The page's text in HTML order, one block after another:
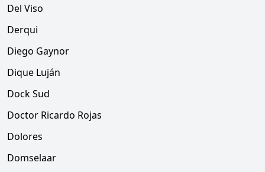
Del Viso
Derqui
Diego Gaynor
Dique Luján
Dock Sud
Doctor Ricardo Rojas
Dolores
Domselaar